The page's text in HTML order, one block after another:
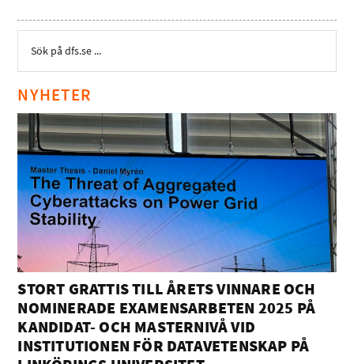
NYHETER
STORT GRATTIS TILL ÅRETS VINNARE OCH
NOMINERADE EXAMENSARBETEN 2025 PÅ
KANDIDAT- OCH MASTERNIVÅ VID
INSTITUTIONEN FÖR DATAVETENSKAP PÅ